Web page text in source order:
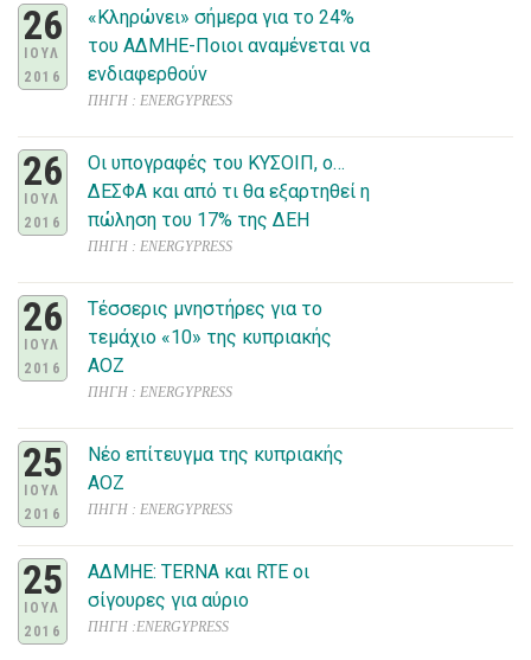
26
ΙΟΥΛ
2016
«Κληρώνει» σήμερα για το 24%
του ΑΔΜΗΕ-Ποιοι αναμένεται να
ενδιαφερθούν
ΠΗΓΗ : ENERGYPRESS
26
ΙΟΥΛ
2016
Οι υπογραφές του ΚΥΣΟΙΠ, ο…
ΔΕΣΦΑ και από τι θα εξαρτηθεί η
πώληση του 17% της ΔΕΗ
ΠΗΓΗ : ENERGYPRESS
26
ΙΟΥΛ
2016
Τέσσερις μνηστήρες για το
τεμάχιο «10» της κυπριακής
ΑΟΖ
ΠΗΓΗ : ENERGYPRESS
25
ΙΟΥΛ
2016
Νέο επίτευγμα της κυπριακής
ΑΟΖ
ΠΗΓΗ : ENERGYPRESS
25
ΙΟΥΛ
2016
ΑΔΜΗΕ: TERNA και RTE οι
σίγουρες για αύριο
ΠΗΓΗ :ENERGYPRESS